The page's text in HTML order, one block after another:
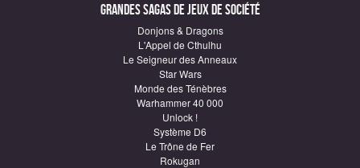
Grandes sagas de Jeux de société
Donjons & Dragons
L'Appel de Cthulhu
Le Seigneur des Anneaux
Star Wars
Monde des Ténèbres
Warhammer 40 000
Unlock !
Système D6
Le Trône de Fer
Rokugan